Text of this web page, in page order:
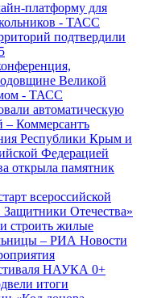
платформу для
- ТАСС
подтвердили
Великой
- ТАСС
автоматическую
– Коммерсантъ
Республики Крым и
Федерацией
открыла памятник
всероссийской
Отечества»
строить жилые
– РИА Новости
НАУКА 0+
итоги